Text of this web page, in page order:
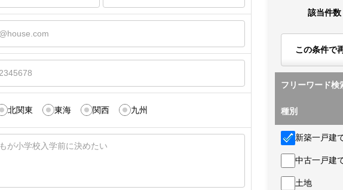
北関東 東海 関西 九州
該当件数
この条件で
フリーワード検
種別
新築一戸建
中古一戸建
土地